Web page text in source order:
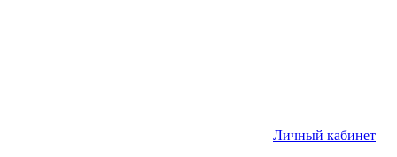
Личный кабинет